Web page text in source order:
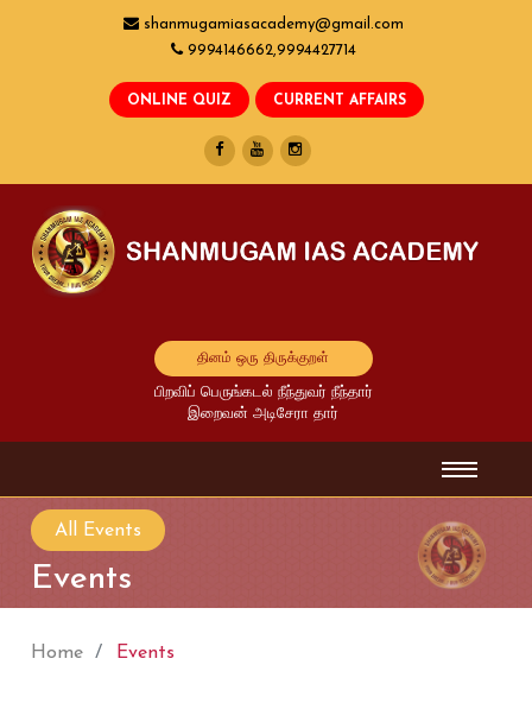
shanmugamiasacademy@gmail.com
9994146662,9994427714
தினம் ஒரு திருக்குறள்
பிறவிப் பெருங்கடல் நீந்துவர் நீந்தார்
இறைவன் அடிசேரா தார்
All Events
Events
Home Events